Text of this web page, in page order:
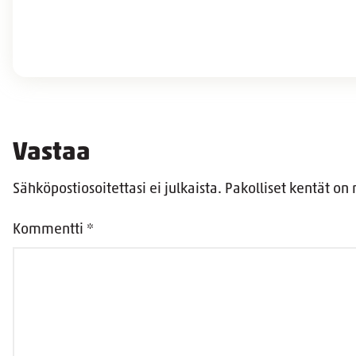
Vastaa
Sähköpostiosoitettasi ei julkaista. Pakolliset kentät on
Kommentti *